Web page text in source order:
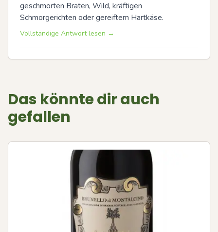
geschmorten Braten, Wild, kräftigen
Schmorgerichten oder gereiftem Hartkäse.
Vollständige Antwort lesen →
Das könnte dir auch
gefallen